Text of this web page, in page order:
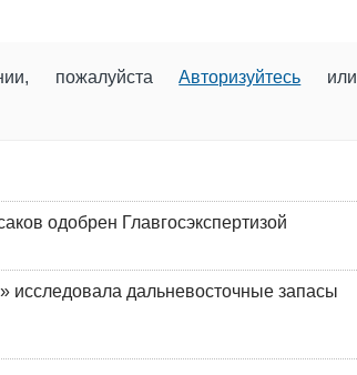
пожалуйстаАвторизуйтесь или
одобрен Главгосэкспертизой
дальневосточные запасы